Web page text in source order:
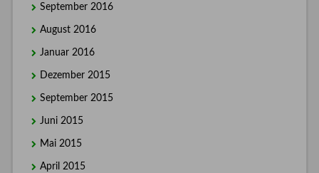
September 2016
August 2016
Januar 2016
Dezember 2015
September 2015
Juni 2015
Mai 2015
April 2015